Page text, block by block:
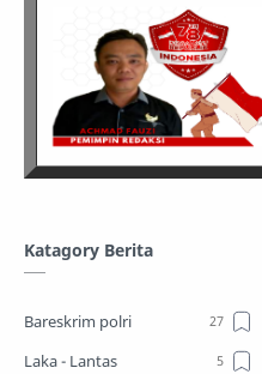
Katagory Berita
Bareskrim polri
Laka - Lantas